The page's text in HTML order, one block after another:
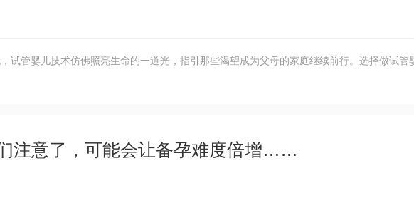
试管婴儿技术仿佛照亮生命的一道光，指引那些渴望成为父母的家庭继续前行。选择做试管
注意了，可能会让备孕难度倍增……